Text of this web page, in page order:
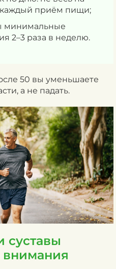
каждый приём пищи;
минимальные
2–3 раза в неделю.
50 вы уменьшаете
а не падать.
суставы